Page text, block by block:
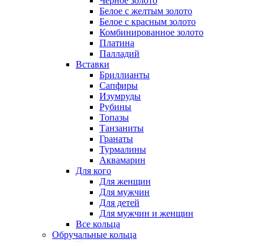
Белое с желтым золото
Белое с красным золото
Комбинированное золото
Платина
Палладий
Вставки
Бриллианты
Сапфиры
Изумруды
Рубины
Топазы
Танзаниты
Гранаты
Турмалины
Аквамарин
Для кого
Для женщин
Для мужчин
Для детей
Для мужчин и женщин
Все кольца
Обручальные кольца